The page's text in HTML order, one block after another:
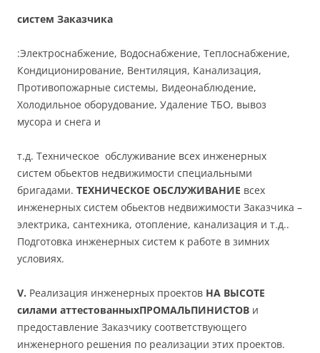
систем Заказчика
:Электроснабжение, Водоснабжение, Теплоснабжение,
Кондиционирование, Вентиляция, Канализация,
Противопожарные системы, Видеонаблюдение,
Холодильное оборудование, Удаление ТБО, вывоз
мусора и снега и
т.д. Техническое обслуживание всех инженерных
систем обьектов недвижимости специальными
бригадами. ТЕХНИЧЕСКОЕ ОБСЛУЖИВАНИЕ всех
инженерных систем обьектов недвижимости Заказчика –
электрика, сантехника, отопление, канализация и т.д..
Подготовка инженерных систем к работе в зимних
условиях.
V. Реализация инженерных проектов НА ВЫСОТЕ
силами аттестованныхПРОМАЛЬПИНИСТОВ и
предоставление Заказчику соответствующего
инженерного решения по реализации этих проектов.